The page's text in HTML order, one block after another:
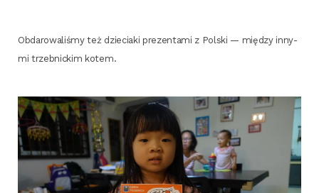
Obda­ro­wa­li­śmy też dzie­cia­ki pre­zen­ta­mi z Pol­ski — mię­dzy inny­
mi trzeb­nic­kim kotem.